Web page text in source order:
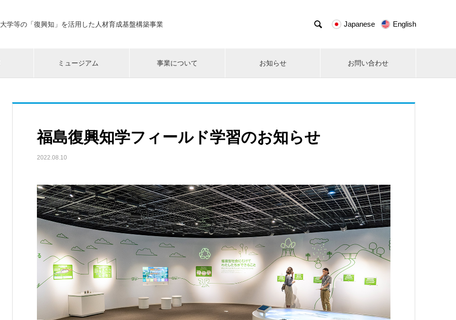
大学等の「復興知」を活用した人材育成基盤構築事業  Japanese English
ミュージアム 事業について お知らせ お問い合わせ
福島復興知学フィールド学習のお知らせ
2022.08.10